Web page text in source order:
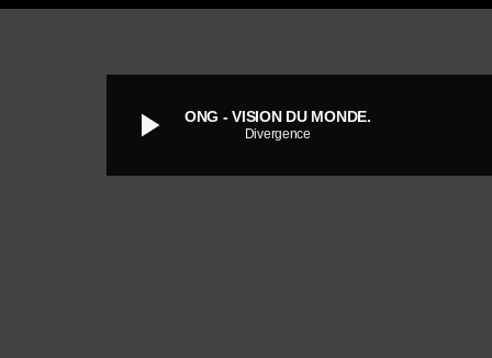
play_arrow ONG - VISION DU MONDE.
Divergence